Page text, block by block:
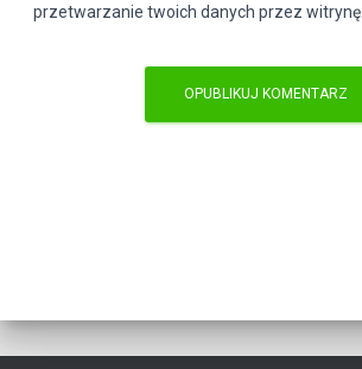
przetwarzanie twoich danych przez witrynę.